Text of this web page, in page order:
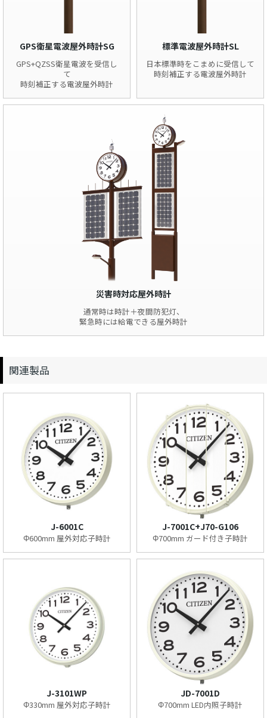
GPS衛星電波屋外時計SG
GPS+QZSS衛星電波を受信し
て
時刻補正する電波屋外時計
標準電波屋外時計SL
日本標準時をこまめに受信して
時刻補正する電波屋外時計
災害時対応屋外時計
通常時は時計＋夜間防犯灯、
緊急時には給電できる屋外時計
関連製品
J-6001C
Φ600mm 屋外対応子時計
J-7001C+J70-G106
Φ700mm ガード付き子時計
J-3101WP
Φ330mm 屋外対応子時計
JD-7001D
Φ700mm LED内照子時計